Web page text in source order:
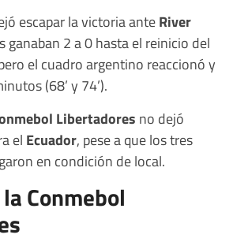
escapar la victoria anteRiver
ganaban 2 a 0 hasta el reinicio del
el cuadro argentino reaccionó y
(68’ y 74’).
Libertadores no dejó
el Ecuador, pese a que los tres
en condición de local.
Conmebol